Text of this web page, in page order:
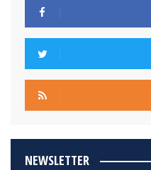
NEWSLETTER